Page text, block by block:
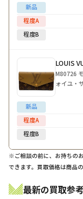
新品
程度A
程度B
LOUIS
M80726
ォイユ・
新品
程度A
程度B
※ご相談の前に、お持ちの
できます。買取価格は商品
最新の買取参